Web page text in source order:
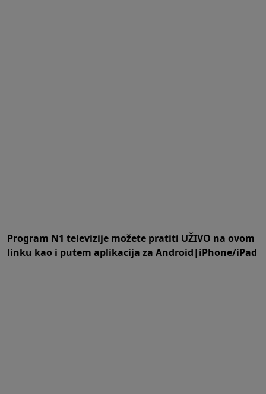
Program N1 televizije možete pratiti UŽIVO na ovom
linku kao i putem aplikacija za Android|iPhone/iPad